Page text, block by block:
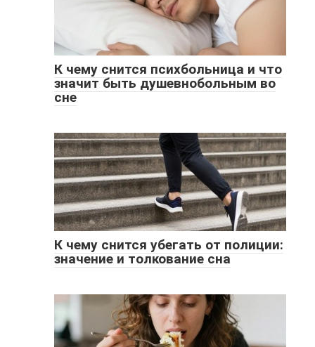
К чему снится психбольница и что
значит быть душевнобольным во
сне
К чему снится убегать от полиции:
значение и толкование сна